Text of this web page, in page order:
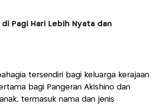
Pagi Hari Lebih Nyata dan
tersendiri bagi keluarga kerajaan
bagi Pangeran Akishino dan
termasuk nama dan jenis